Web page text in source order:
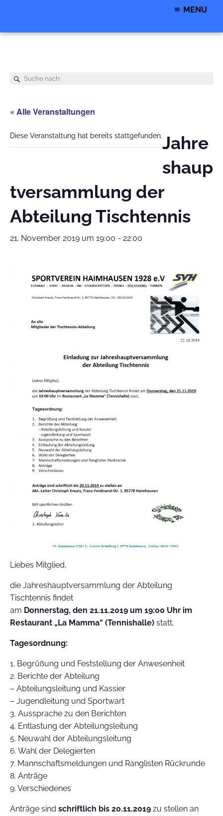
MENU
« Alle Veranstaltungen
Diese Veranstaltung hat bereits stattgefunden.Jahre
shaup
tversammlung der
Abteilung Tischtennis
21. November 2019 um 19:00 - 22:00
Liebes Mitglied,
die Jahreshauptversammlung der Abteilung
Tischtennis findet
am Donnerstag, den 21.11.2019 um 19:00 Uhr im
Restaurant „La Mamma“ (Tennishalle) statt.
Tagesordnung:
1. Begrüßung und Feststellung der Anwesenheit
2. Berichte der Abteilung
– Abteilungsleitung und Kassier
– Jugendleitung und Sportwart
3. Aussprache zu den Berichten
4. Entlastung der Abteilungsleitung
5. Neuwahl der Abteilungsleitung
6. Wahl der Delegierten
7. Mannschaftsmeldungen und Ranglisten Rückrunde
8. Anträge
9. Verschiedenes
Anträge sind schriftlich bis 20.11.2019 zu stellen an